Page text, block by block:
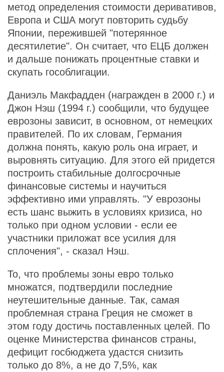
метод определения стоимости деривативов,
Европа и США могут повторить судьбу
Японии, пережившей "потерянное
десятилетие". Он считает, что ЕЦБ должен
и дальше понижать процентные ставки и
скупать гособлигации.
Даниэль Макфадден (награжден в 2000 г.) и
Джон Нэш (1994 г.) сообщили, что будущее
еврозоны зависит, в основном, от немецких
правителей. По их словам, Германия
должна понять, какую роль она играет, и
выровнять ситуацию. Для этого ей придется
построить стабильные долгосрочные
финансовые системы и научиться
эффективно ими управлять. "У еврозоны
есть шанс выжить в условиях кризиса, но
только при одном условии - если ее
участники приложат все усилия для
сплочения", - сказал Нэш.
То, что проблемы зоны евро только
множатся, подтвердили последние
неутешительные данные. Так, самая
проблемная страна Греция не сможет в
этом году достичь поставленных целей. По
оценке Министерства финансов страны,
дефицит госбюджета удастся снизить
только до 8%, а не до 7,5%, как